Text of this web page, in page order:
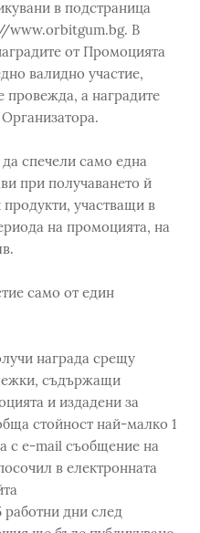
в подстраница
www.orbitgum.bg. В
от Промоцията
валидно участие,
провежда, а наградите
спечели само една
при получаването й
участващи в
на промоцията, на
само от един
награда срещу
съдържащи
и издадени за
стойност най-малко 1
с e-mail съобщение на
в електронната
дни след